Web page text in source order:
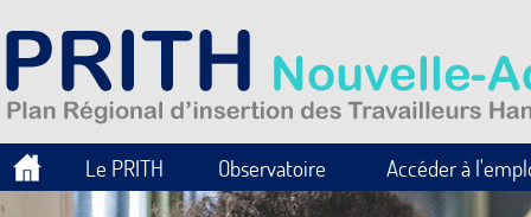
Le PRITH Observatoire Accéder à